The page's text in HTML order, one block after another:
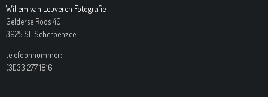
Willem van Leuveren Fotografie
Gelderse Roos 40
3925 SL Scherpenzeel
telefoonnummer:
(31)33 277 1816